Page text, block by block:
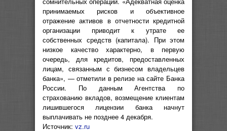
принимаемых рисков и объективное
отражение активов в отчетности кредитной
организации приводит к утрате ее
собственных средств (капитала). При этом
низкое качество характерно, в первую
очередь, для кредитов, предоставленных
лицам, связанным с бизнесом владельцев
банка», — отметили в релизе на сайте Банка
России. По данным Агентства по
страхованию вкладов, возмещение клиентам
лишившегося лицензии банка начнут
выплачивать не позднее 4 декабря.
Источник: vz.ru